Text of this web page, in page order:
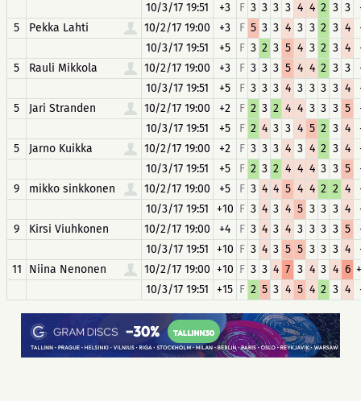
10/3/17 19:51
+3 F 3 3 3 3 4 4 2 3 3
5
Pekka Lahti 10/2/17 19:00 +3 F 5 3 3 4 3 3 2 3 4
10/3/17 19:51
+5 F 3 2 3 5 4 3 2 3 4
5
Rauli Mikkola 10/2/17 19:00 +3 F 3 3 3 5 4 4 2 3 3
10/3/17 19:51
+5 F 3 3 3 4 3 3 3 3 4
5
Jari Stranden 10/2/17 19:00 +2 F 2 3 2 4 4 3 3 3 5
10/3/17 19:51
+5 F 2 4 3 3 4 5 2 3 4
5
Jarno Kuikka 10/2/17 19:00 +2 F 3 3 3 4 3 4 2 3 4
10/3/17 19:51
+5 F 2 3 2 4 4 4 3 3 5
9
mikko sinkkonen 10/2/17 19:00 +5 F 3 4 4 5 4 4 2 2 4
10/3/17 19:51
+10 F 3 4 3 4 5 3 3 3 4
9
Kirsi Viuhkonen 10/2/17 19:00 +4 F 3 4 3 4 3 3 3 3 5
10/3/17 19:51
+10 F 3 4 3 5 5 3 3 3 4
11
Niina Nenonen 10/2/17 19:00 +10 F 3 3 4 7 3 4 3 4 6
10/3/17 19:51
+15 F 2 5 3 4 5 4 2 3 4